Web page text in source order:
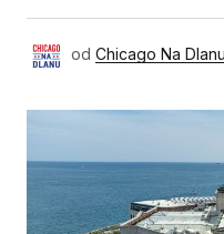
od Chicago Na Dlanu